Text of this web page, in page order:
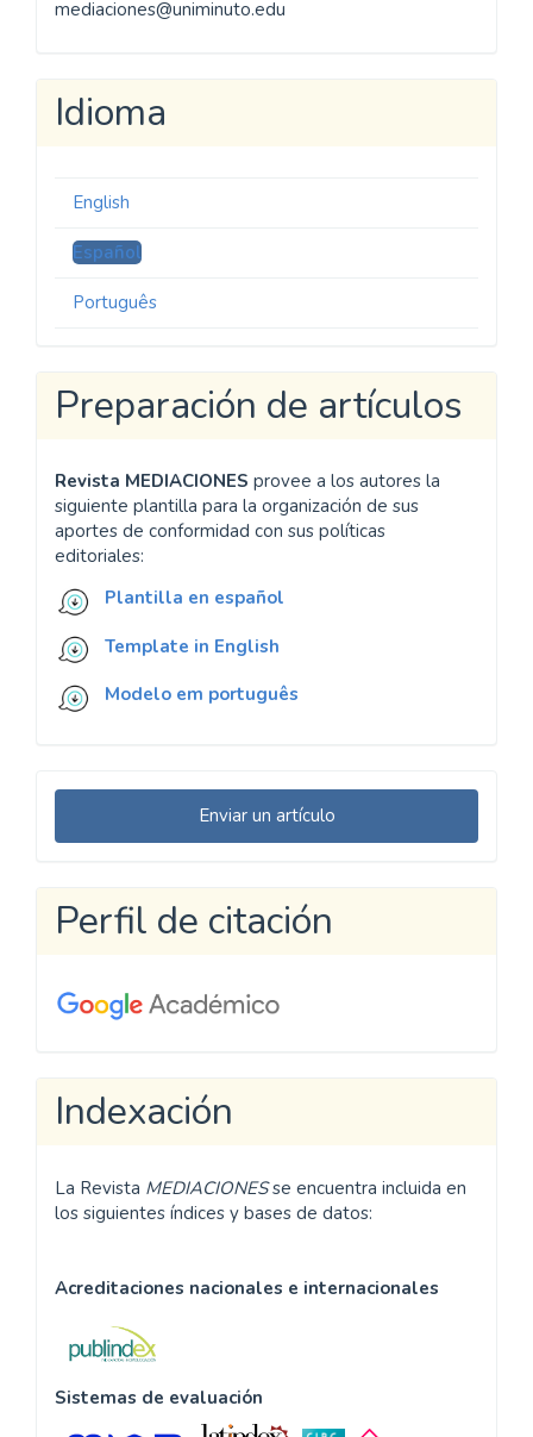
mediaciones@uniminuto.edu
Idioma
English
Español
Português
Preparación de artículos
Revista MEDIACIONES provee a los autores la
siguiente plantilla para la organización de sus
aportes de conformidad con sus políticas
editoriales:
Plantilla en español
Template in English
Modelo em português
Enviar
un
Enviar un artículo
Perfil de citación
Indexación
La Revista MEDIACIONESse encuentra incluida en
los siguientes índices y bases de datos:
Acreditaciones nacionales e internacionales
Sistemas de evaluación